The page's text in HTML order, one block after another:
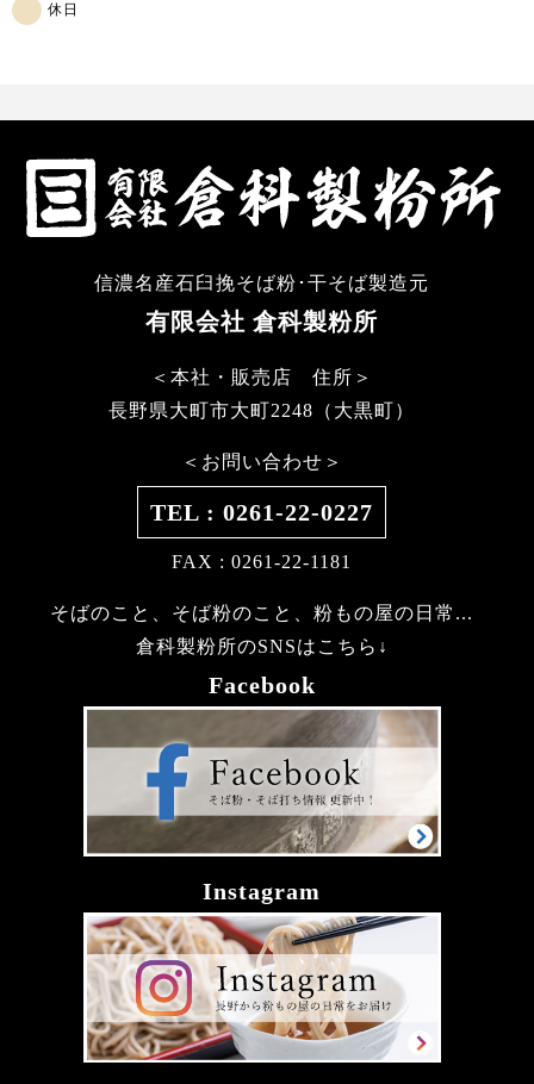
休日
信濃名産石臼挽そば粉･干そば製造元
有限会社 倉科製粉所
＜本社・販売店 住所＞
長野県大町市大町2248（大黒町）
＜お問い合わせ＞
TEL : 0261-22-0227
FAX : 0261-22-1181
そばのこと、そば粉のこと、粉もの屋の日常...
倉科製粉所のSNSはこちら↓
Facebook
Instagram